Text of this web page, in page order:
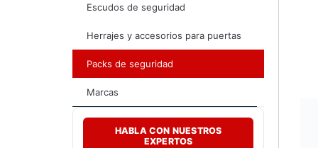
Escudos de seguridad
Herrajes y accesorios para puertas
Packs de seguridad
Marcas
HABLA CON NUESTROS
EXPERTOS